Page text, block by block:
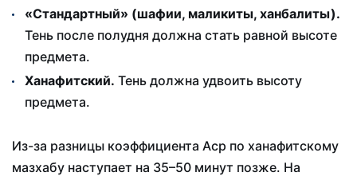
«Стандартный» (шафии, маликиты, ханбалиты).
Тень после полудня должна стать равной высоте
предмета.
Ханафитский. Тень должна удвоить высоту
предмета.
Из-за разницы коэффициента Аср по ханафитскому
мазхабу наступает на 35–50 минут позже. На